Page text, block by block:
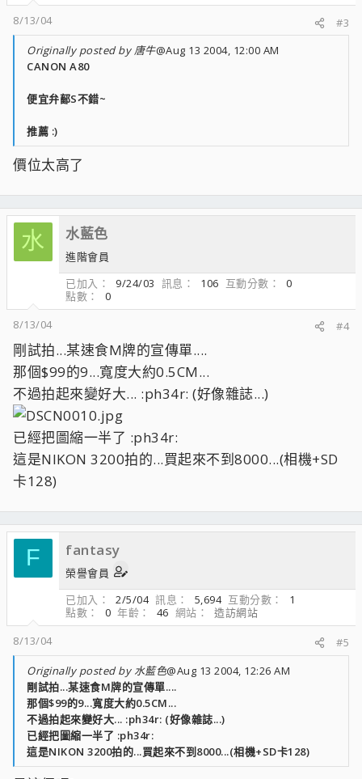
8/13/04
#3
Originally posted by 唐牛@Aug 13 2004, 12:00 AM
CANON A80
便宜弁鄐S不錯~
推薦 :)
價位太高了
水 水藍色
進階會員
已加入
9/24/03 訊息 106 互動分數
0
點數
0
8/13/04
#4
剛試拍...某速食M牌的宣傳單....
那個$99的9...寬度大約0.5CM...
不過拍起來變好大... :ph34r: (好像雜誌...)
已經把圖縮一半了 :ph34r:
這是NIKON 3200拍的...買起來不到8000...(相機+SD
卡128)
F fantasy
榮譽會員
已加入
2/5/04 訊息 5,694 互動分數
1
點數
0 年齡 46 網站
造訪網站
8/13/04
#5
Originally posted by 水藍色@Aug 13 2004, 12:26 AM
剛試拍...某速食M牌的宣傳單....
那個$99的9...寬度大約0.5CM...
不過拍起來變好大... :ph34r: (好像雜誌...)
已經把圖縮一半了 :ph34r:
這是NIKON 3200拍的...買起來不到8000...(相機+SD卡128)